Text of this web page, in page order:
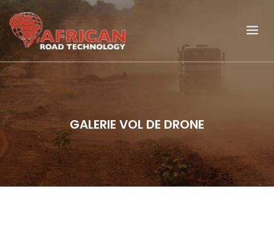
GALERIE VOL DE DRONE